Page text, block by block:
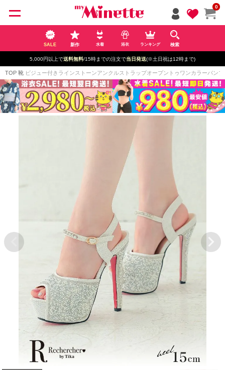
0
SALE 新作 水着 浴衣 ランキング 検索
5,000円以上で送料無料/15時までの注文で当日発送(※土日祝は12時まで)
TOP 靴 ビジュー付きラインストーンアンクルストラップオープントゥワンカラーパン
ペー
ジト
ップ